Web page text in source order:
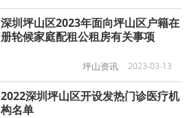
深圳坪山区2023年面向坪山区户籍在
册轮候家庭配租公租房有关事项
坪山资讯 2023-03-13
2022深圳坪山区开设发热门诊医疗机
构名单